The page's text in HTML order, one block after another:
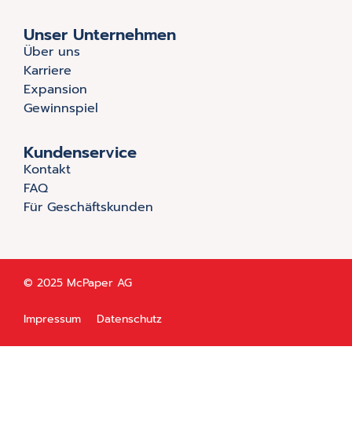
Unser Unternehmen
Über uns
Karriere
Expansion
Gewinnspiel
Kundenservice
Kontakt
FAQ
Für Geschäftskunden
© 2025 McPaper AG
Impressum Datenschutz